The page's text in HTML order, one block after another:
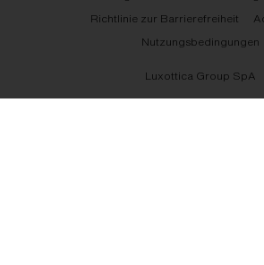
Richtlinie zur Barrierefreiheit
Nutzungsbedingungen
Luxottica Group SpA